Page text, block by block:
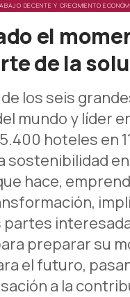
DECENTE Y CRECIMIENTO
el
de la
de los seis
mundo y líder
hoteles en
sostenibilidad
hace,
partes
preparar su
el futuro,
a la